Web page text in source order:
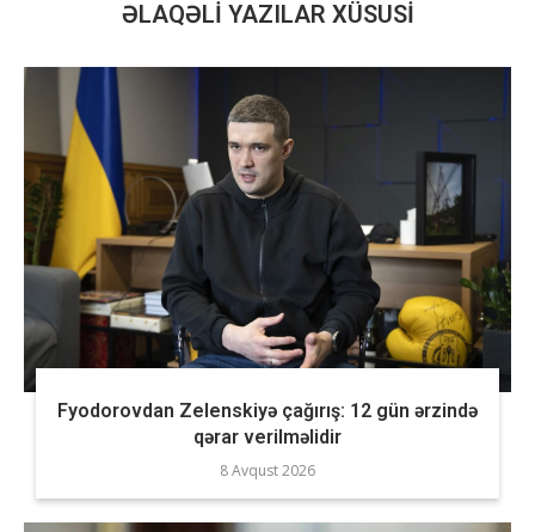
ƏLAQƏLI YAZILAR XÜSUSI
Fyodorovdan Zelenskiyə çağırış: 12 gün ərzində
qərar verilməlidir
8 Avqust 2026